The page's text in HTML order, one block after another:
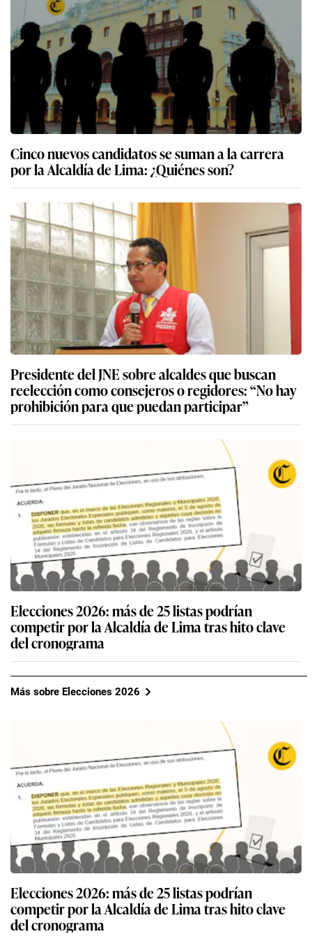
Cinco nuevos candidatos se suman a la carrera
por la Alcaldía de Lima: ¿Quiénes son?
Presidente del JNE sobre alcaldes que buscan
reelección como consejeros o regidores: “No hay
prohibición para que puedan participar”
Elecciones 2026: más de 25 listas podrían
competir por la Alcaldía de Lima tras hito clave
del cronograma
Más sobre Elecciones 2026
Elecciones 2026: más de 25 listas podrían
competir por la Alcaldía de Lima tras hito clave
del cronograma